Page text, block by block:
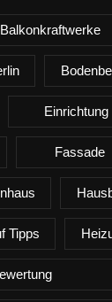
Balkonkraftwerke
Einrichtung
Fassade
Tipps